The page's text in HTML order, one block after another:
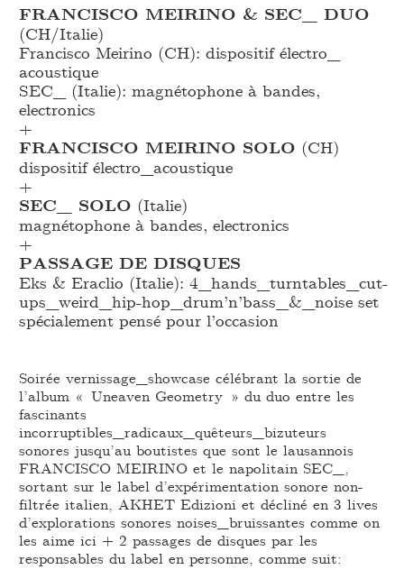
FRANCISCO MEIRINO & SEC_ DUO
(CH/Italie)
Francisco Meirino (CH): dispositif électro_
acoustique
SEC_
(Italie): magnétophone à bandes,
electronics
+
FRANCISCO MEIRINO SOLO (CH)
dispositif électro_ acoustique
+
SEC_ SOLO (Italie)
magnétophone à bandes, electronics
+
PASSAGE DE DISQUES
Eks & Eraclio (Italie): 4_hands_turntables_cut-
ups_weird_hip-hop_drum’n’bass_&_noise set
spécialement pensé pour l’occasion
Soirée vernissage_showcase célébrant la sortie de
l’album « Uneaven Geometry » du duo entre les
fascinants
incorruptibles_radicaux_quêteurs_bizuteurs
sonores jusqu’au boutistes que sont le lausannois
FRANCISCO MEIRINO et le napolitain SEC_,
sortant sur le label d’expérimentation sonore non-
filtrée italien, AKHET Edizioni et décliné en 3 lives
d’explorations sonores noises_bruissantes comme on
les aime ici + 2 passages de disques par les
responsables du label en personne, comme suit: